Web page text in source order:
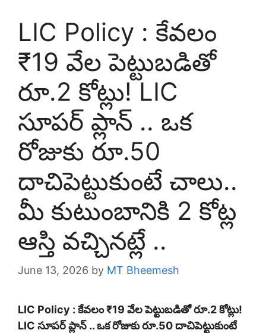
LIC Policy : కేవలం
₹19 వేల పెట్టుబడితో
రూ.2 కోట్లు! LIC
సూపర్ ప్లాన్ .. ఒక
రోజుకు రూ.50
దాచిపెట్టుకుంటే చాలు..
మీ కుటుంబానికి 2 కోట్ల
ఆస్తి వచ్చినట్లే ..
June 13, 2026 by MT Bheemesh
LIC Policy : కేవలం ₹19 వేల పెట్టుబడితో రూ.2 కోట్లు!
LIC సూపర్ ప్లాన్ .. ఒక రోజుకు రూ.50 దాచిపెట్టుకుంటే